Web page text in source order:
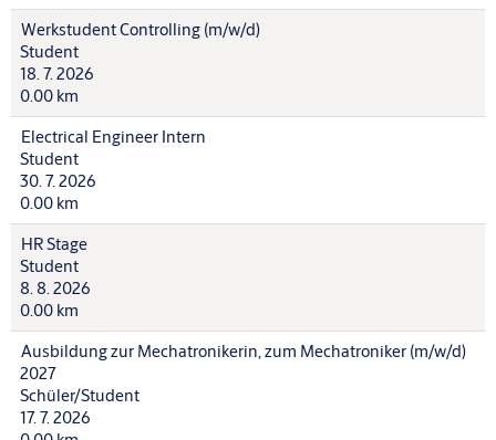
Werkstudent Controlling (m/w/d)
Student
18. 7. 2026
0.00 km
Electrical Engineer Intern
Student
30. 7. 2026
0.00 km
HR Stage
Student
8. 8. 2026
0.00 km
Ausbildung zur Mechatronikerin, zum Mechatroniker (m/w/d)
2027
Schüler/Student
17. 7. 2026